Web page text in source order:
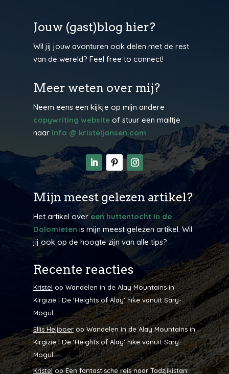
Jouw (gast)blog hier?
Wil jij jouw avonturen ook delen met de rest
van de wereld? Feel free to connect!
Meer weten over mij?
Neem eens een kijkje op mijn andere
copywriting websiteof stuur een mailtje
naar info @ kristeljansen.com
Mijn meest gelezen artikel?
Het artikel overeen huttentocht in de
Dolomieten is mijn meest gelezen artikel. Wil
jij ook op de hoogte zijn van alle tips?
Recente reacties
Kristel op Wandelen in de Alay Mountains in
Kirgizië | De ‘Heights of Alay’ hike vanuit Sary-
Mogul
Ellis Heijboerop Wandelen in de Alay Mountains in
Kirgizië | De ‘Heights of Alay’ hike vanuit Sary-
Mogul
KristelopEen fantastische reis naar Tadzjikistan: